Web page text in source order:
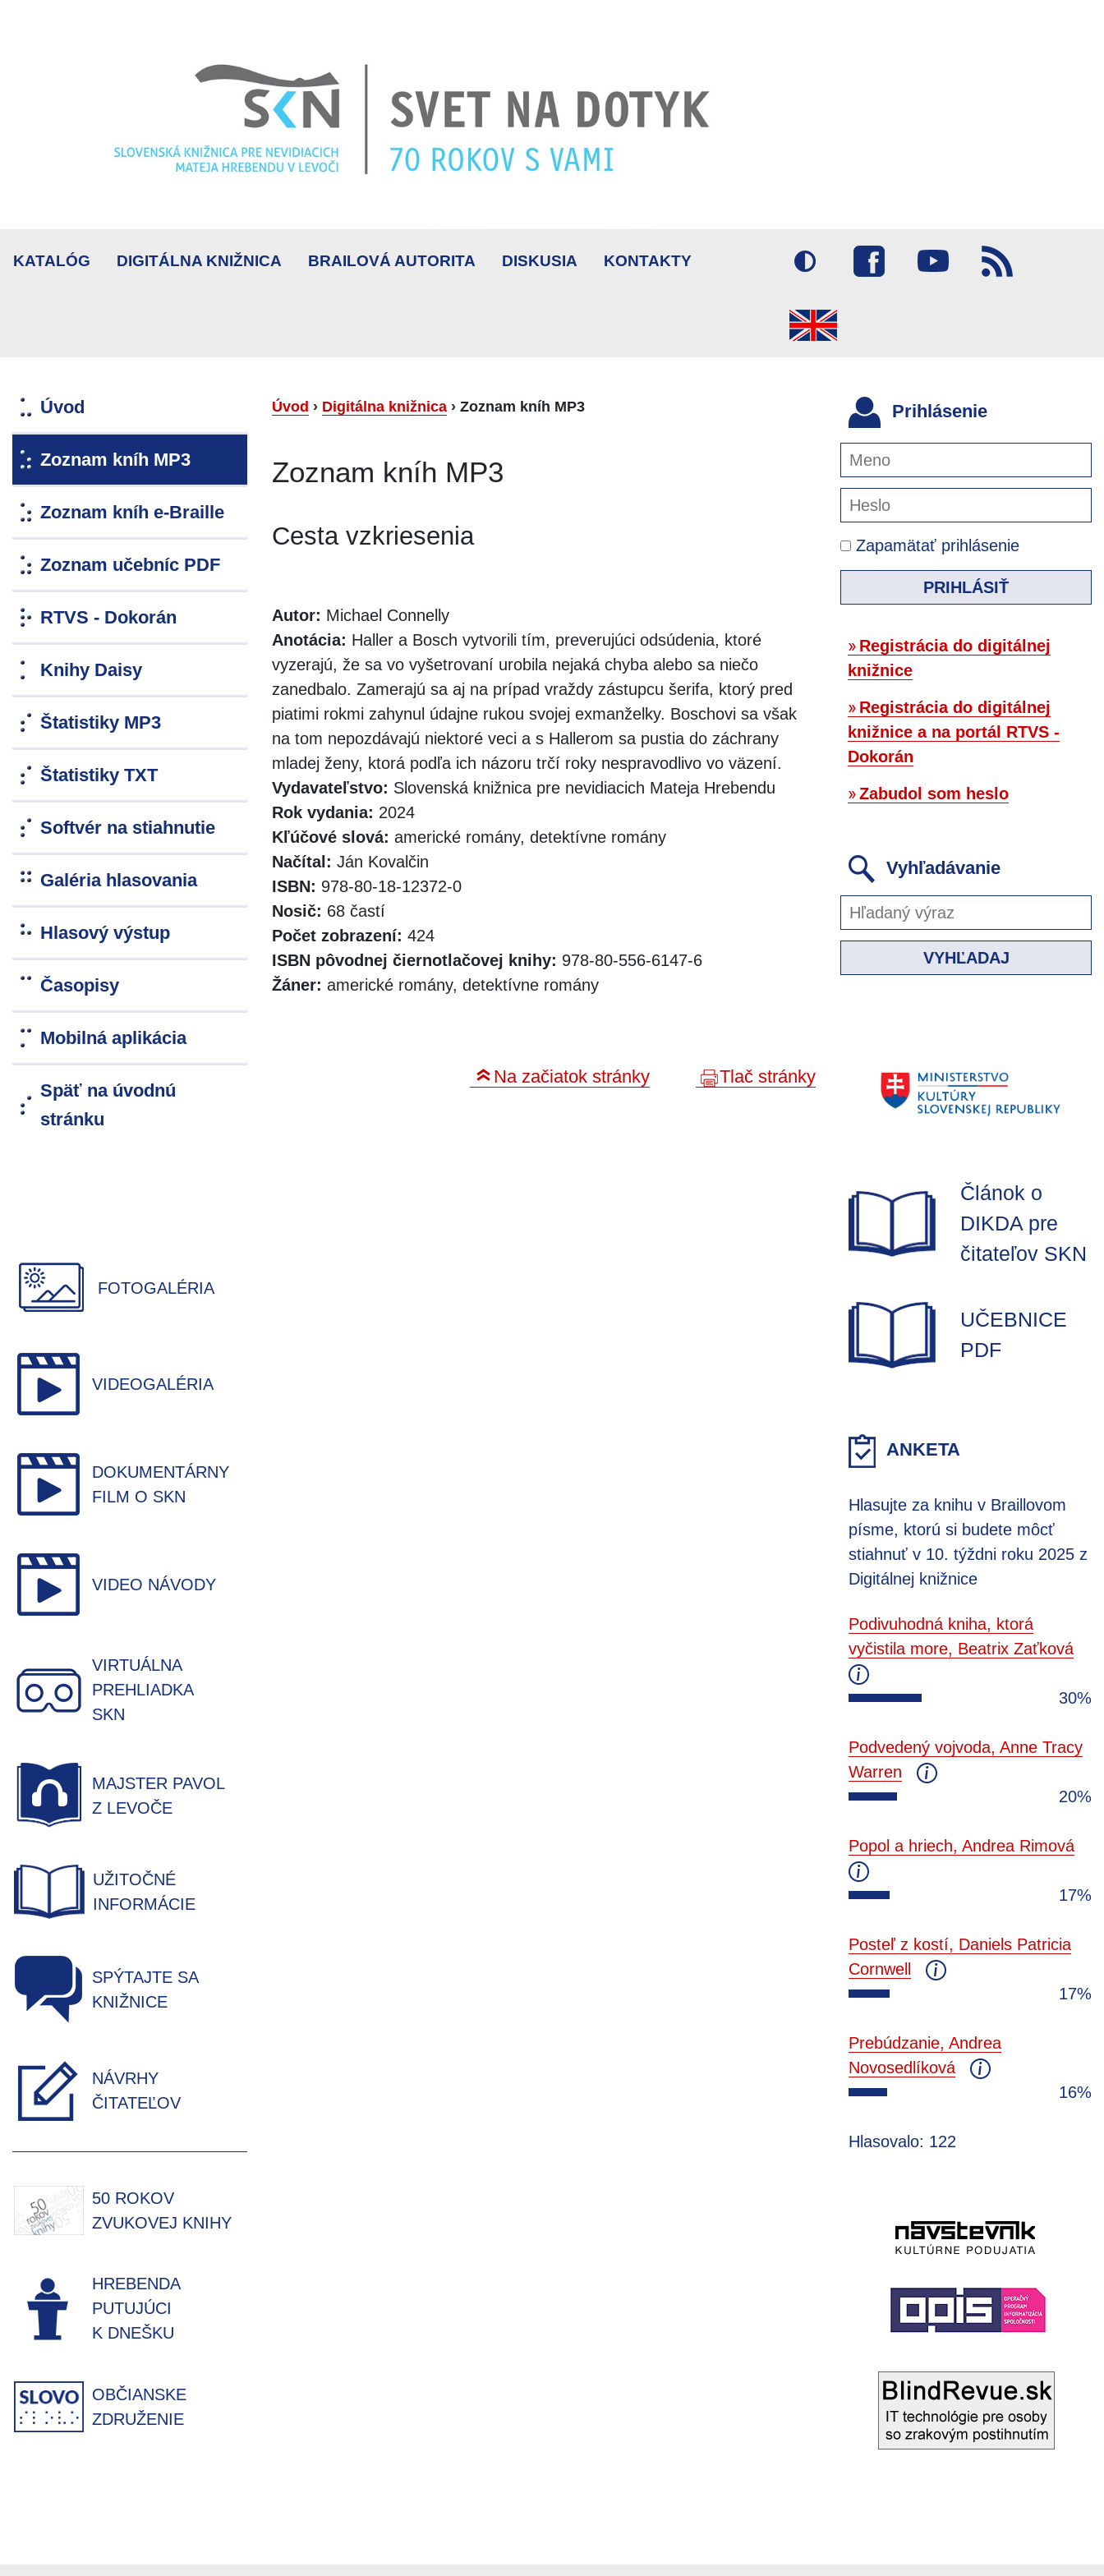
KATALÓG DIGITÁLNA KNIŽNICA BRAILOVÁ AUTORITA DISKUSIA KONTAKTY
Úvod
Zoznam kníh MP3
Zoznam kníh e-Braille
Zoznam učebníc PDF
RTVS - Dokorán
Knihy Daisy
Štatistiky MP3
Štatistiky TXT
Softvér na stiahnutie
Galéria hlasovania
Hlasový výstup
Časopisy
Mobilná aplikácia
Späť na úvodnú
stránku
FOTOGALÉRIA
VIDEOGALÉRIA
DOKUMENTÁRNY
FILM O SKN
VIDEO NÁVODY
VIRTUÁLNA
PREHLIADKA
SKN
MAJSTER PAVOL
Z LEVOČE
UŽITOČNÉ
INFORMÁCIE
SPÝTAJTE SA
KNIŽNICE
NÁVRHY
ČITATEĽOV
50 ROKOV
ZVUKOVEJ KNIHY
HREBENDA
PUTUJÚCI
K DNEŠKU
OBČIANSKE
ZDRUŽENIE
Úvod › Digitálna knižnica › Zoznam kníh MP3
Zoznam kníh MP3
Cesta vzkriesenia
Autor: Michael Connelly
Anotácia: Haller a Bosch vytvorili tím, preverujúci odsúdenia, ktoré
vyzerajú, že sa vo vyšetrovaní urobila nejaká chyba alebo sa niečo
zanedbalo. Zamerajú sa aj na prípad vraždy zástupcu šerifa, ktorý pred
piatimi rokmi zahynul údajne rukou svojej exmanželky. Boschovi sa však
na tom nepozdávajú niektoré veci a s Hallerom sa pustia do záchrany
mladej ženy, ktorá podľa ich názoru trčí roky nespravodlivo vo väzení.
Vydavateľstvo: Slovenská knižnica pre nevidiacich Mateja Hrebendu
Rok vydania: 2024
Kľúčové slová: americké romány, detektívne romány
Načítal: Ján Kovalčin
ISBN: 978-80-18-12372-0
Nosič: 68 častí
Počet zobrazení: 424
ISBN pôvodnej čiernotlačovej knihy: 978-80-556-6147-6
Žáner: americké romány, detektívne romány
Na začiatok stránky Tlač stránky
Prihlásenie
Zapamätať prihlásenie
PRIHLÁSIŤ
Registrácia do digitálnej
knižnice
Registrácia do digitálnej
knižnice a na portál RTVS -
Dokorán
Zabudol som heslo
Vyhľadávanie
VYHĽADAJ
Článok o
DIKDA pre
čitateľov SKN
UČEBNICE
PDF
ANKETA
Hlasujte za knihu v Braillovom
písme, ktorú si budete môcť
stiahnuť v 10. týždni roku 2025 z
Digitálnej knižnice
Podivuhodná kniha, ktorá
vyčistila more, Beatrix Zaťková
30%
Podvedený vojvoda, Anne Tracy
Warren
20%
Popol a hriech, Andrea Rimová
17%
Posteľ z kostí, Daniels Patricia
Cornwell
17%
Prebúdzanie, Andrea
Novosedlíková
16%
Hlasovalo: 122